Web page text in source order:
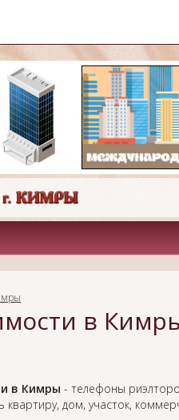
в
в Кимры - телефоны
квартиру, дом, участок,